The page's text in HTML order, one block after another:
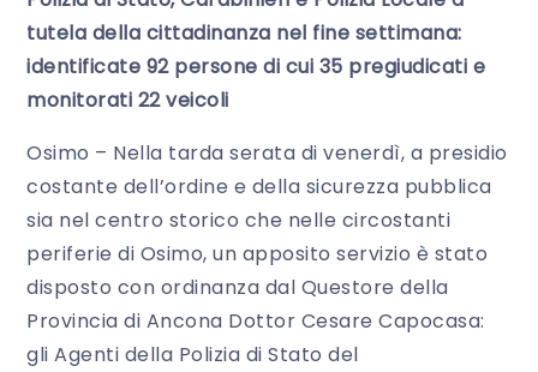
tutela della cittadinanza nel fine settimana:
identificate 92 persone di cui 35 pregiudicati e
monitorati 22 veicoli
Osimo – Nella tarda serata di venerdì, a presidio
costante dell’ordine e della sicurezza pubblica
sia nel centro storico che nelle circostanti
periferie di Osimo, un apposito servizio è stato
disposto con ordinanza dal Questore della
Provincia di Ancona Dottor Cesare Capocasa:
gli Agenti della Polizia di Stato del